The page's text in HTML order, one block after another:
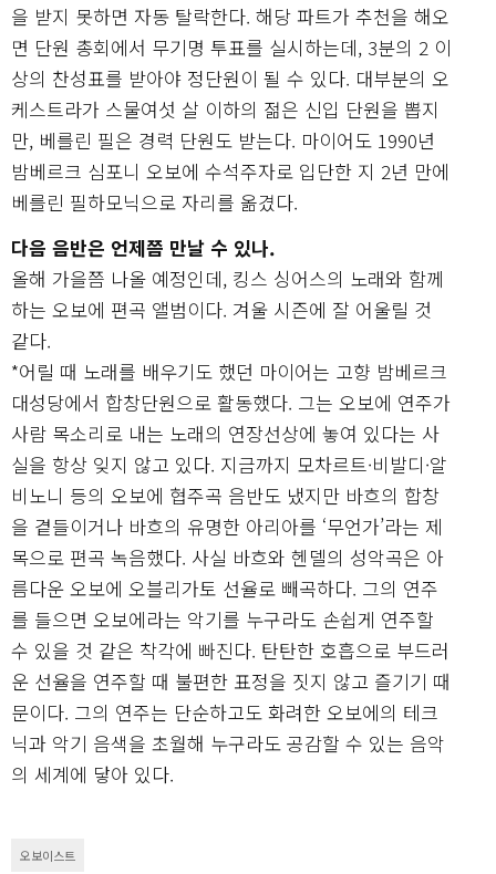
을 받지 못하면 자동 탈락한다. 해당 파트가 추천을 해오
면 단원 총회에서 무기명 투표를 실시하는데, 3분의 2 이
상의 찬성표를 받아야 정단원이 될 수 있다. 대부분의 오
케스트라가 스물여섯 살 이하의 젊은 신입 단원을 뽑지
만, 베를린 필은 경력 단원도 받는다. 마이어도 1990년
밤베르크 심포니 오보에 수석주자로 입단한 지 2년 만에
베를린 필하모닉으로 자리를 옮겼다.
다음 음반은 언제쯤 만날 수 있나.
올해 가을쯤 나올 예정인데, 킹스 싱어스의 노래와 함께
하는 오보에 편곡 앨범이다. 겨울 시즌에 잘 어울릴 것
같다.
*어릴 때 노래를 배우기도 했던 마이어는 고향 밤베르크
대성당에서 합창단원으로 활동했다. 그는 오보에 연주가
사람 목소리로 내는 노래의 연장선상에 놓여 있다는 사
실을 항상 잊지 않고 있다. 지금까지 모차르트·비발디·알
비노니 등의 오보에 협주곡 음반도 냈지만 바흐의 합창
을 곁들이거나 바흐의 유명한 아리아를 ‘무언가’라는 제
목으로 편곡 녹음했다. 사실 바흐와 헨델의 성악곡은 아
름다운 오보에 오블리가토 선율로 빼곡하다. 그의 연주
를 들으면 오보에라는 악기를 누구라도 손쉽게 연주할
수 있을 것 같은 착각에 빠진다. 탄탄한 호흡으로 부드러
운 선율을 연주할 때 불편한 표정을 짓지 않고 즐기기 때
문이다. 그의 연주는 단순하고도 화려한 오보에의 테크
닉과 악기 음색을 초월해 누구라도 공감할 수 있는 음악
의 세계에 닿아 있다.
오보이스트